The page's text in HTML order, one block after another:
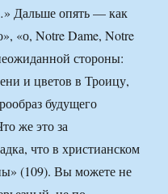
Дальше опять — как
«о, Notre Dame, Notre
стороны:
и цветов в Троицу,
будущего
же это за
что в христианском
(109). Вы можете не